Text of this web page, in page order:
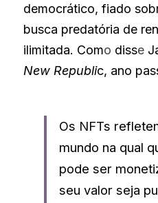
democrático, fiado
busca predatória de
ilimitada. Como disse
New Republic, ano
Os NFTs
mundo na qual
pode ser
seu valor seja